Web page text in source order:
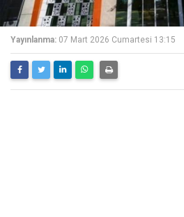
Yayınlanma: 07 Mart 2026 Cumartesi 13:15